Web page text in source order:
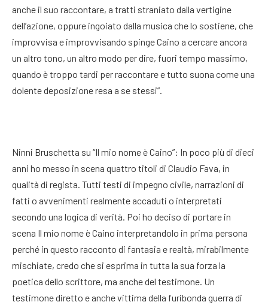
anche il suo raccontare, a tratti straniato dalla vertigine
dell’azione, oppure ingoiato dalla musica che lo sostiene, che
improvvisa e improvvisando spinge Caino a cercare ancora
un altro tono, un altro modo per dire, fuori tempo massimo,
quando è troppo tardi per raccontare e tutto suona come una
dolente deposizione resa a se stessi”.
Ninni Bruschetta su “Il mio nome è Caino”: In poco più di dieci
anni ho messo in scena quattro titoli di Claudio Fava, in
qualità di regista. Tutti testi di impegno civile, narrazioni di
fatti o avvenimenti realmente accaduti o interpretati
secondo una logica di verità. Poi ho deciso di portare in
scena Il mio nome è Caino interpretandolo in prima persona
perché in questo racconto di fantasia e realtà, mirabilmente
mischiate, credo che si esprima in tutta la sua forza la
poetica dello scrittore, ma anche del testimone. Un
testimone diretto e anche vittima della furibonda guerra di